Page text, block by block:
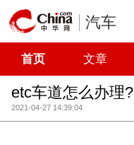
汽车
首页 文章
etc车道怎么办理?
2021-04-27 14:39:04